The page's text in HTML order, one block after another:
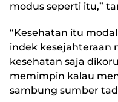
modus seperti itu,”
“Kesehatan itu
indek kesejahteraan
kesehatan saja
memimpin kalau
sambung sumber